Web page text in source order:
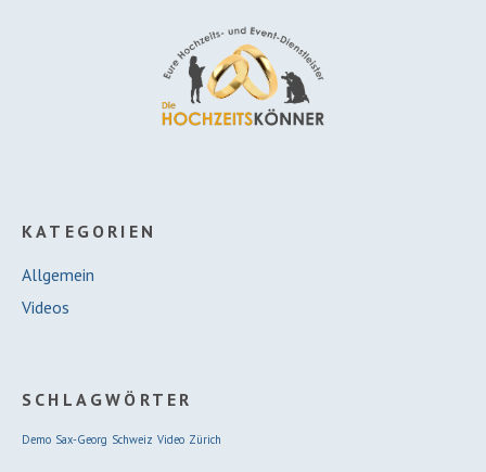
KATEGORIEN
Allgemein
Videos
SCHLAGWÖRTER
Demo Sax-Georg Schweiz Video Zürich